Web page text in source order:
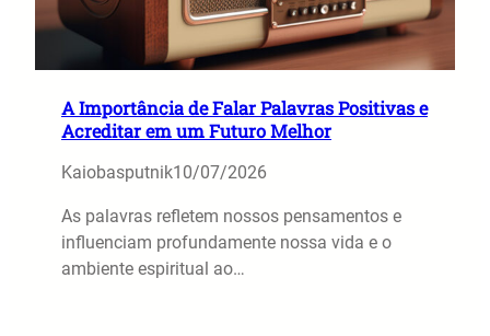
A Importância de Falar Palavras Positivas e
Acreditar em um Futuro Melhor
Kaiobasputnik10/07/2026
As palavras refletem nossos pensamentos e
influenciam profundamente nossa vida e o
ambiente espiritual ao…